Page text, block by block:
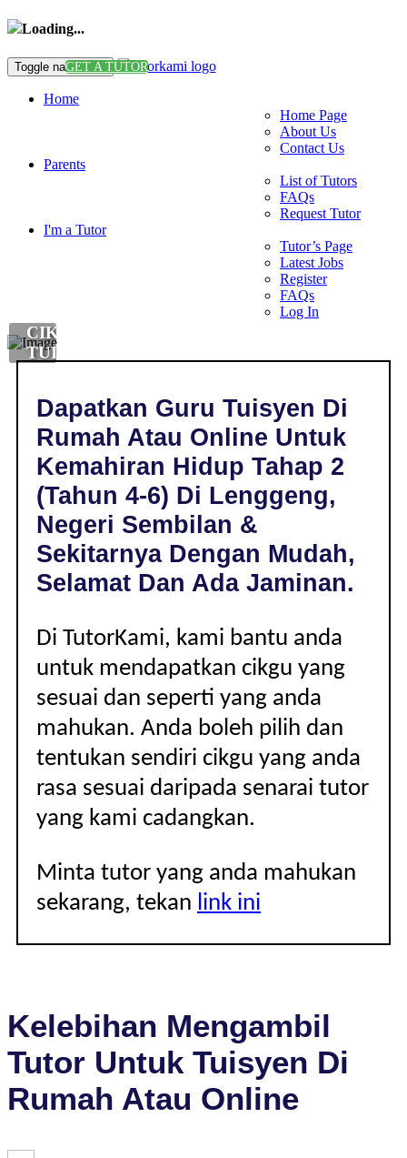
Loading...
Toggle navigationGET A TUTOR
Home
Home Page
About Us
Contact Us
Parents
List of Tutors
FAQs
Request Tutor
I'm a Tutor
Tutor’s Page
Latest Jobs
Register
FAQs
Log In
CIKGU
TUISYEN
DI
LENGGENG,
SEMBILAN
TAHAP
(TAHUN
4-
6)
Dapatkan Guru Tuisyen Di
Rumah Atau Online Untuk
Kemahiran Hidup Tahap 2
(Tahun 4-6) Di Lenggeng,
Negeri Sembilan &
Sekitarnya Dengan Mudah,
Selamat Dan Ada Jaminan.
Di TutorKami, kami bantu anda
untuk mendapatkan cikgu yang
sesuai dan seperti yang anda
mahukan. Anda boleh pilih dan
tentukan sendiri cikgu yang anda
rasa sesuai daripada senarai tutor
yang kami cadangkan.
Minta tutor yang anda mahukan
sekarang, tekan link ini
Kelebihan Mengambil
Tutor Untuk Tuisyen Di
Rumah Atau Online